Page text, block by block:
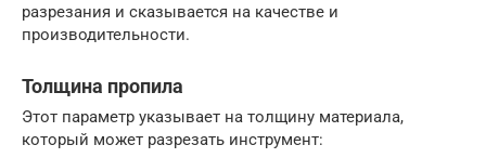
разрезания и сказывается на качестве и
производительности.
Толщина пропила
Этот параметр указывает на толщину материала,
который может разрезать инструмент: